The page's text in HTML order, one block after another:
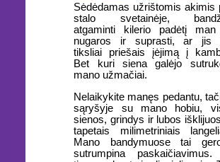
Sėdėdamas užrištomis akimis
stalo svetainėje,
atgaminti kilerio padėtį
nugaros ir suprasti, ar jis
tiksliai priešais įėjimą į
Bet kuri siena galėjo
mano užmačiai.
Nelaikykite manęs pedantu,
sąryšyje su mano hobiu,
sienos, grindys ir lubos
tapetais milimetriniais
Mano bandymuose tai
sutrumpina